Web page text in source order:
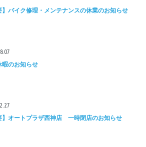
】バイク修理・メンテナンスの休業のお知らせ
暇のお知らせ
】オートプラザ西神店 一時閉店のお知らせ